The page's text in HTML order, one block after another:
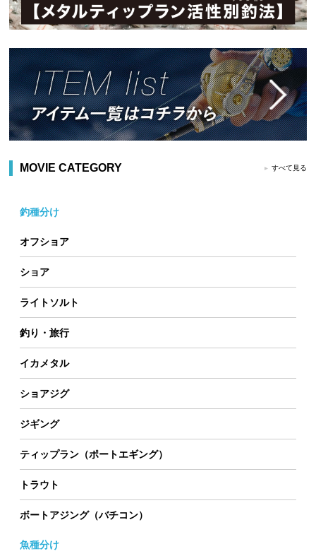
MOVIE CATEGORY すべて見る
釣種分け
オフショア
ショア
ライトソルト
釣り・旅行
イカメタル
ショアジグ
ジギング
ティップラン（ポートエギング）
トラウト
ボートアジング（バチコン）
魚種分け